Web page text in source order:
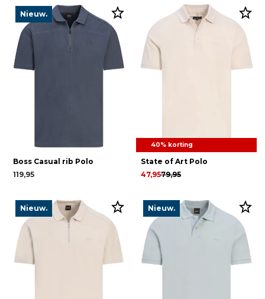
Nieuw.
Boss Casual rib Polo
119,95
40% korting
State of Art Polo
79,95
47,95
Nieuw. Nieuw.